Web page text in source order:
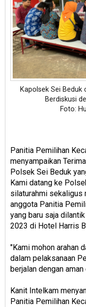
Kapolsek Sei Beduk
Berdiskusi
Foto:
Panitia Pemilihan
menyampaikan
Polsek Sei Beduk
Kami datang ke
silaturahmi sekaligus
anggota Panitia
yang baru saja
2023 di Hotel Harris
"Kami mohon arahan
dalam pelaksanaan
berjalan dengan
Kanit Intelkam
Panitia Pemilihan